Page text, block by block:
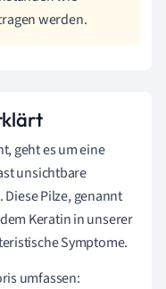
werden.
geht es um eine
unsichtbare
Pilze, genannt
Keratin in unserer
Symptome.
umfassen: